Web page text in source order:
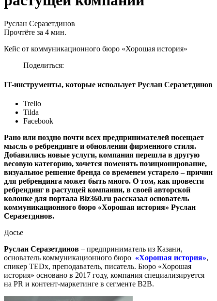
Руслан Серазетдинов
Прочтёте за 4 мин.
Кейс от коммуникационного бюро «Хорошая история»
Поделиться:
IT-инструменты, которые использует Руслан Серазетдинов
Trello
Tilda
Facebook
Рано или поздно почти всех предпринимателей посещает
мысль о ребрендинге и обновлении фирменного стиля.
Добавились новые услуги, компания перешла в другую
весовую категорию, хочется поменять позиционирование,
визуальное решение бренда со временем устарело–причин
для ребрендинга может быть много. О том, как провести
ребрендинг в растущей компании, в своей авторской
колонке для портала Biz360.ru рассказал основатель
коммуникационного бюро «Хорошая история» Руслан
Серазетдинов.
Досье
Руслан Серазетдинов – предприниматель из Казани,
основатель коммуникационного бюро «Хорошая история»,
спикер TEDx, преподаватель, писатель. Бюро «Хорошая
история» основано в 2017 году, компания специализируется
на PR и контент-маркетинге в сегменте B2B.